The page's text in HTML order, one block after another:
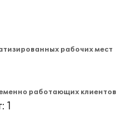
рабочих мест
работающих клиентов
1